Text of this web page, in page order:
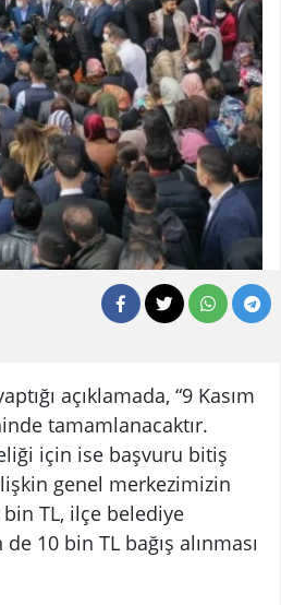
açıklamada, “9 Kasım
tamamlanacaktır.
için ise başvuru bitiş
genel merkezimizin
TL, ilçe belediye
10 bin TL bağış alınması